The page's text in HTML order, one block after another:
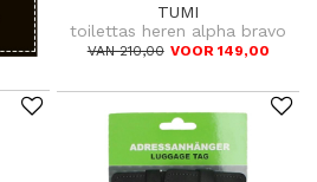
TUMI
toilettas heren alpha bravo
VAN 210,00 VOOR 149,00